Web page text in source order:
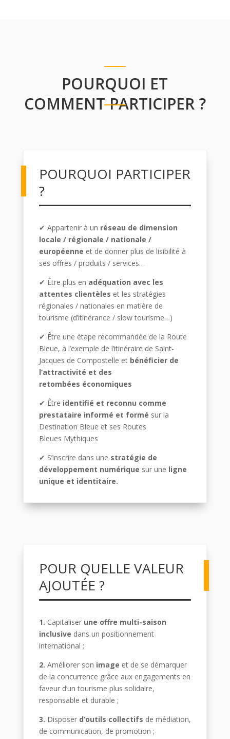
POURQUOI ET
COMMENT PARTICIPER ?
POURQUOI PARTICIPER
?
✔ Appartenir à un réseau de dimension
locale / régionale / nationale /
européenne et de donner plus de lisibilité à
ses offres / produits / services…
✔ Être plus en adéquation avec les
attentes clientèles et les stratégies
régionales / nationales en matière de
tourisme (d’itinérance / slow tourisme…)
✔ Être une étape recommandée de la Route
Bleue, à l’exemple de l’itinéraire de Saint-
Jacques de Compostelle et bénéficier de
l’attractivité et des
retombées économiques
✔ Être identifié et reconnu comme
prestataire informé et formé sur la
Destination Bleue et ses Routes
Bleues Mythiques
✔ S’inscrire dans une stratégie de
développement numérique sur une ligne
unique et identitaire.
POUR QUELLE VALEUR
AJOUTÉE ?
1. Capitaliser une offre multi-saison
inclusive dans un positionnement
international ;
2. Améliorer son image et de se démarquer
de la concurrence grâce aux engagements en
faveur d’un tourisme plus solidaire,
responsable et durable ;
3. Disposer d’outils collectifs de médiation,
de communication, de promotion ;